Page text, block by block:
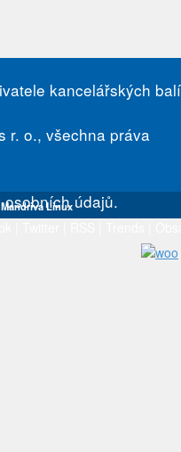
kancelářských
r. o., všechna práva
údajů.
Mandriva Linux